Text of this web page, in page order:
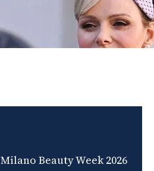
Milano Beauty Week 2026